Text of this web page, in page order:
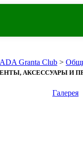
Granta Club >
АКСЕССУАРЫ И
Галерея